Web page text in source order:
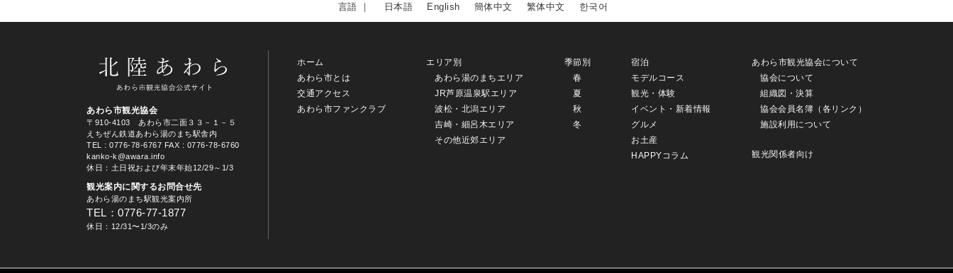
日本語 English 簡体中文 繁体中文 한국어
あわら市観光協会
〒910-4103 あわら市二面３３－１－５
えちぜん鉄道あわら湯のまち駅舎内
TEL
: 0776-78-6767 FAX : 0776-78-6760
kanko-k@awara.info
休日：土日祝および年末年始12/29～1/3
観光案内に関するお問合せ先
あわら湯のまち駅観光案内所
TEL：0776-77-1877
休日：12/31〜1/3のみ
ホーム
あわら市とは
交通アクセス
あわら市ファンクラブ
エリア別
あわら湯のまちエリア
JR芦原温泉駅エリア
波松・北潟エリア
吉崎・細呂木エリア
その他近郊エリア
季節別
春
夏
秋
冬
宿泊
モデルコース
観光・体験
イベント・新着情報
グルメ
お土産
HAPPYコラム
あわら市観光協会について
協会について
組織図・決算
協会会員名簿（各リンク）
施設利用について
観光関係者向け